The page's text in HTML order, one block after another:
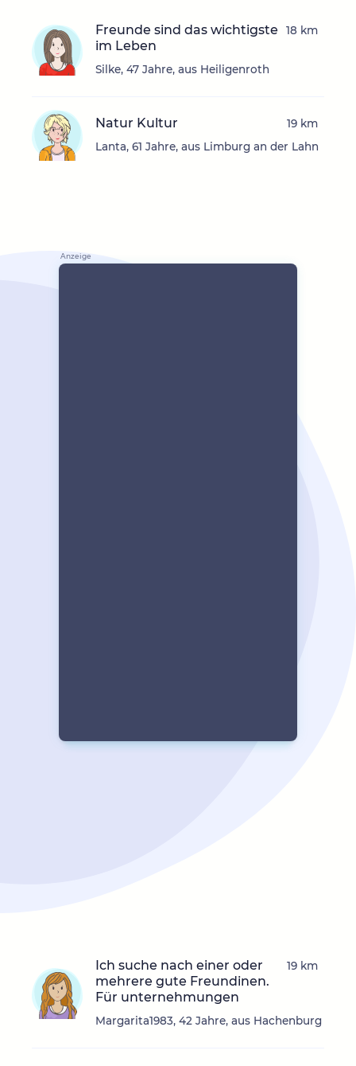
Freunde sind das wichtigste
im Leben
Silke, 47 Jahre, aus Heiligenroth
18 km
Natur Kultur
Lanta, 61 Jahre, aus Limburg an der Lahn
19 km
Ich suche nach einer oder
mehrere gute Freundinen.
Für unternehmungen
Margarita1983, 42 Jahre, aus Hachenburg
19 km